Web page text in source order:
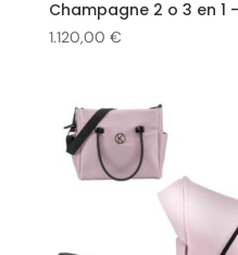
Champagne 2 o 3 en 1
1.120,00 €